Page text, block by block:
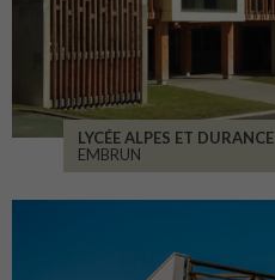
LYCÉE ALPES ET DURANCE
EMBRUN